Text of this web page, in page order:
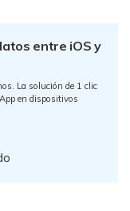
entre iOS y
La solución de 1 clic
en dispositivos